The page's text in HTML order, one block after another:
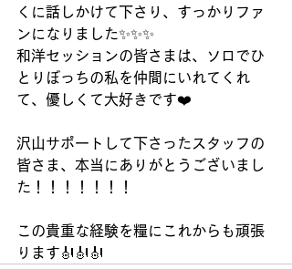
くに話しかけて下さり、すっかりファ
ンになりました✨✨✨
和洋セッションの皆さまは、ソロでひ
とりぼっちの私を仲間にいれてくれ
て、優しくて大好きです❤️
沢山サポートして下さったスタッフの
皆さま、本当にありがとうございまし
た！！！！！！！
この貴重な経験を糧にこれからも頑張
ります🎻🎻🎻